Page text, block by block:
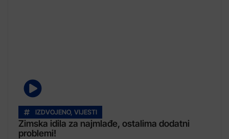
IZDVOJENO, VIJESTI
Zimska idila za najmlađe, ostalima dodatni
problemi!